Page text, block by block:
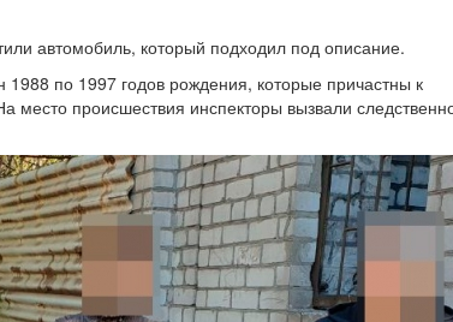
автомобиль, который подходил под описание.
по 1997 годов рождения, которые причастны к
место происшествия инспекторы вызвали